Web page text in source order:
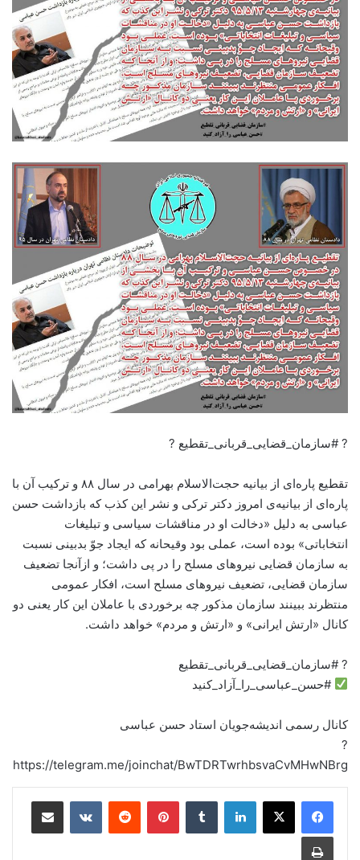
? #سازمان_قضایی_قربانی_تقطیع ?
تقطیع پاره‌ای از بیانیه حجت‌الاسلام بهرامی در سال ۸۸ و ترکیب آن با
پاره‌ای از بیانیه‌ی امروز دکتر ترکی و نشر این کذب که بازداشت حسن
عباسی به دلیل «دخالت او در مناقشات سیاسی و تبلیغات
انتخاباتی» بوده است، عملی بود وقیحانه که ایجاد جوّ بدبینی نسبت
به سازمان قضایی نیروهای مسلح را در پی داشت؛ و ازآنجا تضعیف
سازمان قضایی، تضعیف نیروهای مسلح است، افکار عمومی
منتظرند ببینند سازمان مذکور چه برخوردی با عاملان این کار یعنی دو
کانال «ارتش ایرانی» و «ارتش و مردم» خواهد داشت.
? #سازمان_قضایی_قربانی_تقطیع
#حسن_عباسی_را_آزاد_کنید
کانال رسمی اندیشه‌جویان استاد حسن عباسی
?
https://telegram.me/joinchat/BwTDRTwrhbsvaCvMHwNBrg
لینکدین ‫تامبلر ‫پین‌ترست‫رددیت ‫VKontakteاشتراک گذاری از طریق ایمیل
چاپ